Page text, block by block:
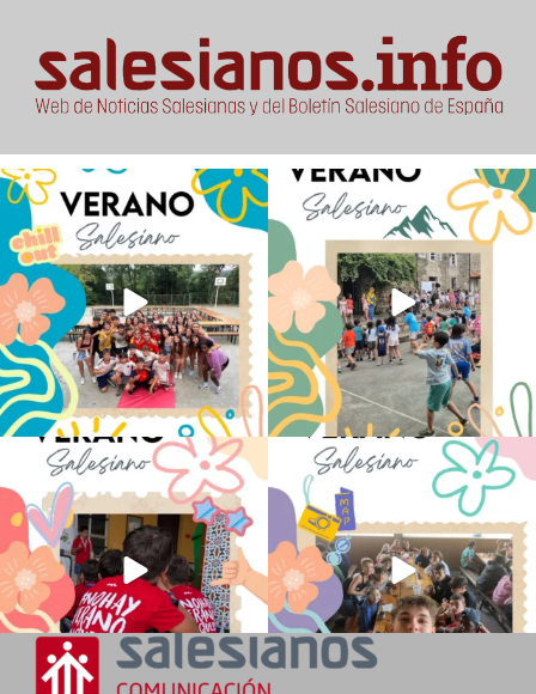
Los alumnos de 6º de Primaria, 1º y 2º
de la ESO...
145 2
La diversión y la alegría también se han
sentido...
93 0
No hay verano sin que sea Salesiano ❤️
💫 en Luz 4
...
0
viviendo la alegría en el campamento
...